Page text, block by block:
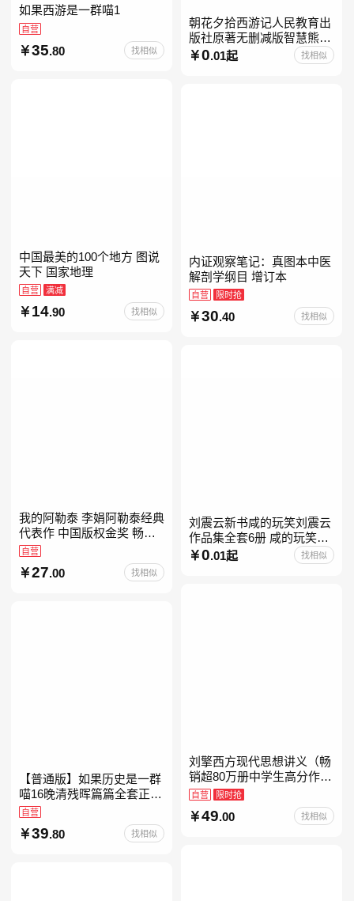
如果西游是一群喵1
自营
35.80 找相似
朝花夕拾西游记人民教育出
版社原著无删减版智慧熊升
级版七年级必读书目初一上
册人民文学出版社人教版当
0.01起 找相似
中国最美的100个地方 图说
天下 国家地理
自营 满减
14.90 找相似
内证观察笔记：真图本中医
解剖学纲目 增订本
自营 限时抢
30.40 找相似
我的阿勒泰 李娟阿勒泰经典
代表作 中国版权金奖 畅销
超200万册 同名剧8.9分爆款
北疆大地的旷野之梦 当当自
营
自营
27.00 找相似
刘震云新书咸的玩笑刘震云
作品集全套6册 咸的玩笑
+一句顶一万句+一日三秋
+我不是潘金莲+我叫刘跃进
0.01起 找相似
刘擎西方现代思想讲义（畅
销超80万册中学生高分作文
素材库常驻寒暑假阅读书
单，奇葩说导师刘擎经典之
作讲透西方思想史，哲学知
自营 限时抢
49.00 找相似
【普通版】如果历史是一群
喵16晚清残晖篇篇全套正版
1-156册肥志著漫画8周年纪
念版套装3册小学生课外阅
读儿童西游喵知识
自营
39.80 找相似